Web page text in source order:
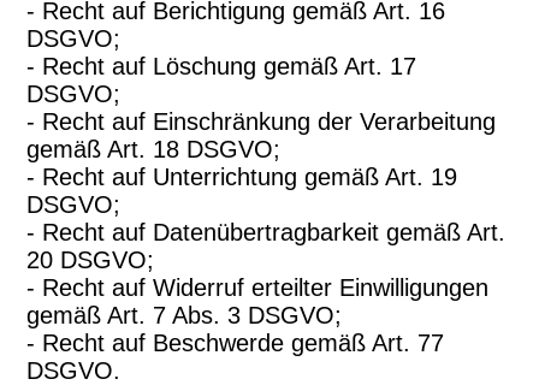
- Recht auf Berichtigung gemäß Art. 16
DSGVO;
- Recht auf Löschung gemäß Art. 17
DSGVO;
- Recht auf Einschränkung der Verarbeitung
gemäß Art. 18 DSGVO;
- Recht auf Unterrichtung gemäß Art. 19
DSGVO;
- Recht auf Datenübertragbarkeit gemäß Art.
20 DSGVO;
- Recht auf Widerruf erteilter Einwilligungen
gemäß Art. 7 Abs. 3 DSGVO;
- Recht auf Beschwerde gemäß Art. 77
DSGVO.